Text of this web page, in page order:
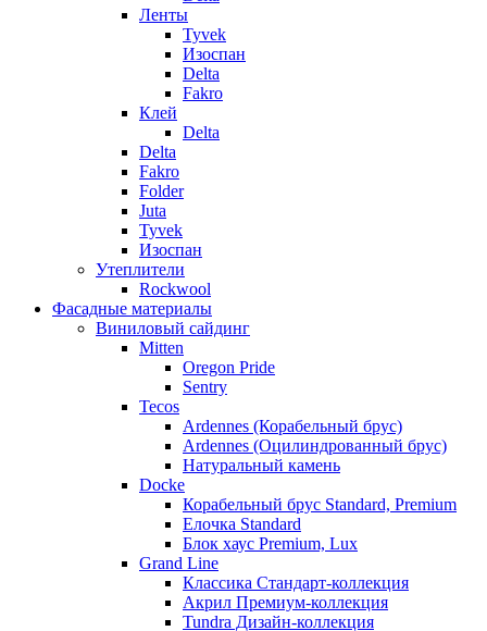
Ленты
Tyvek
Изоспан
Delta
Fakro
Клей
Delta
Delta
Fakro
Folder
Juta
Tyvek
Изоспан
Утеплители
Rockwool
Фасадные материалы
Виниловый сайдинг
Mitten
Oregon Pride
Sentry
Tecos
Ardennes (Корабельный брус)
Ardennes (Оцилиндрованный брус)
Натуральный камень
Docke
Корабельный брус Standard, Premium
Елочка Standard
Блок хаус Premium, Lux
Grand Line
Классика Стандарт-коллекция
Акрил Премиум-коллекция
Tundra Дизайн-коллекция